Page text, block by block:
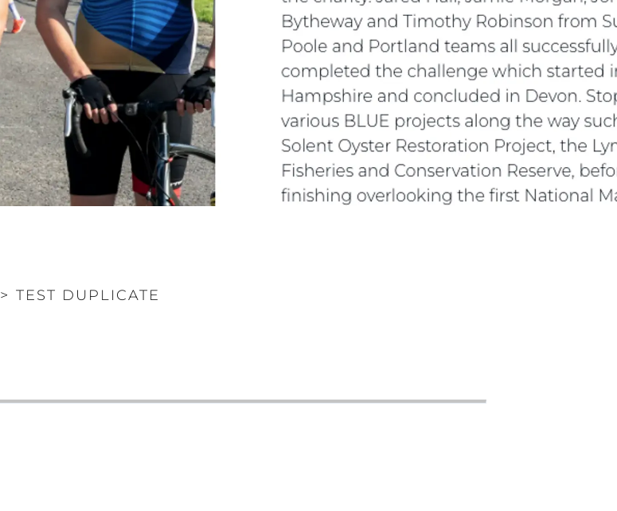
> TEST DUPLICATE
Request Parts
Test International Landing
Page
Portugal Lifestyle Version 1